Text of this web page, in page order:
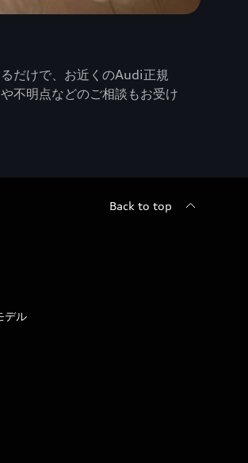
だけで、お近くのAudi正規
不明点などのご相談もお受け
Back to top
デル